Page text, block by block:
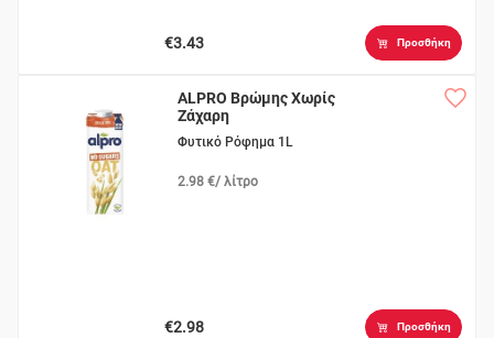
€3.43 Προσθήκη
ALPRO Βρώμης Χωρίς
Ζάχαρη
Φυτικό Ρόφημα 1L
2.98 €/ λίτρο
€2.98 Προσθήκη